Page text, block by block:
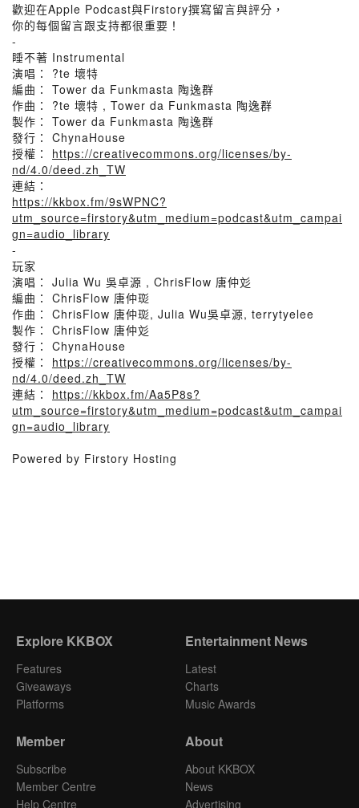
歡迎在Apple Podcast與Firstory撰寫留言與評分，
你的每個留言跟支持都很重要！
-
睡不著 Instrumental
演唱： ?te 壞特
編曲： Tower da Funkmasta 陶逸群
作曲： ?te 壞特 , Tower da Funkmasta 陶逸群
製作： Tower da Funkmasta 陶逸群
發行： ChynaHouse
授權： https://creativecommons.org/licenses/by-
nd/4.0/deed.zh_TW
連結：
https://kkbox.fm/9sWPNC?
utm_source=firstory&utm_medium=podcast&utm_campai
gn=audio_library
-
玩家
演唱： Julia Wu 吳卓源 , ChrisFlow 唐仲彣
編曲： ChrisFlow 唐仲珳
作曲： ChrisFlow 唐仲珳, Julia Wu吳卓源, terrytyelee
製作： ChrisFlow 唐仲彣
發行： ChynaHouse
授權： https://creativecommons.org/licenses/by-
nd/4.0/deed.zh_TW
連結： https://kkbox.fm/Aa5P8s?
utm_source=firstory&utm_medium=podcast&utm_campai
gn=audio_library
Powered by Firstory Hosting
Explore KKBOX
Features
Giveaways
Platforms
Entertainment News
Latest
Charts
Music Awards
Member
Subscribe
Member Centre
Help Centre
About
About KKBOX
News
Advertising